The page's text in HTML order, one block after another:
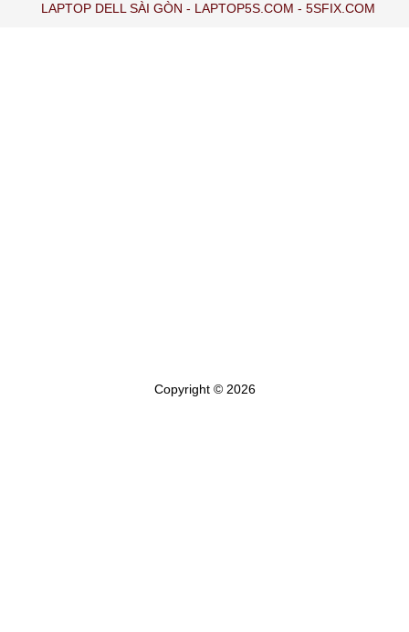
LAPTOP DELL SÀI GÒN - LAPTOP5S.COM - 5SFIX.COM
Copyright © 2026